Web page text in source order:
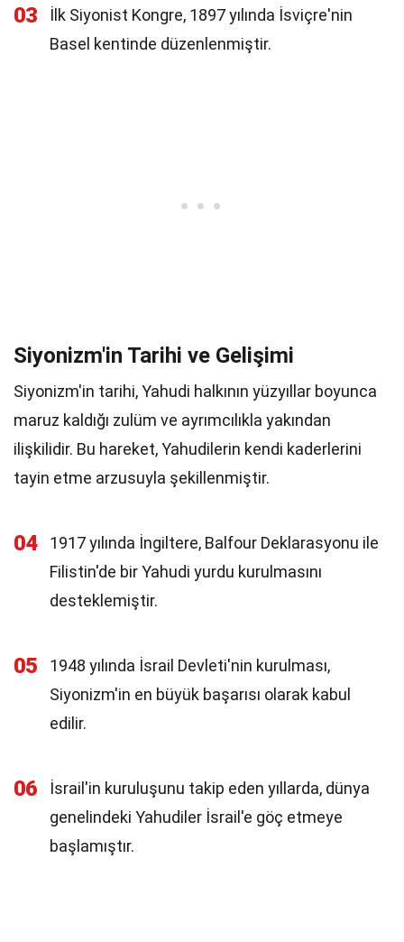
03
İlk Siyonist Kongre, 1897 yılında İsviçre'nin
Basel kentinde düzenlenmiştir.
Siyonizm'in Tarihi ve Gelişimi
Siyonizm'in tarihi, Yahudi halkının yüzyıllar boyunca
maruz kaldığı zulüm ve ayrımcılıkla yakından
ilişkilidir. Bu hareket, Yahudilerin kendi kaderlerini
tayin etme arzusuyla şekillenmiştir.
04
1917 yılında İngiltere, Balfour Deklarasyonu ile
Filistin'de bir Yahudi yurdu kurulmasını
desteklemiştir.
05
1948 yılında İsrail Devleti'nin kurulması,
Siyonizm'in en büyük başarısı olarak kabul
edilir.
06
İsrail'in kuruluşunu takip eden yıllarda, dünya
genelindeki Yahudiler İsrail'e göç etmeye
başlamıştır.